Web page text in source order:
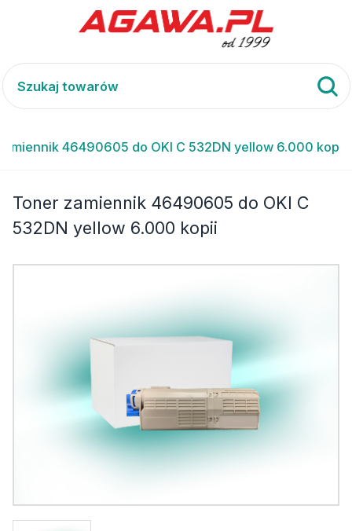
46490605 do OKI C 532DN yellow 6.000 kopii
Toner zamiennik 46490605 do OKI C
532DN yellow 6.000 kopii